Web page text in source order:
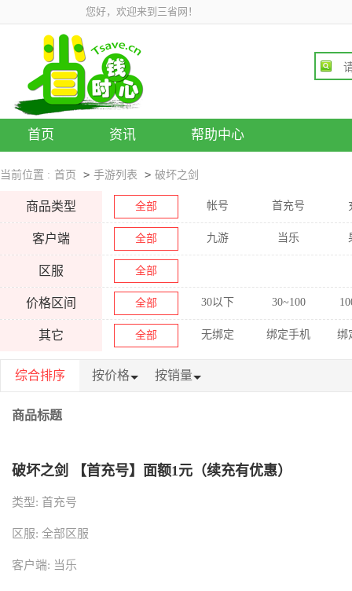
您好，欢迎来到三省网！
首页 资讯 帮助中心
当前位置 : 首页 > 手游列表 > 破坏之剑
商品类型 全部 帐号 首充号
客户端 全部 九游 当乐
区服 全部
价格区间 全部 30以下 30~100
其它 全部 无绑定 绑定手机 绑
综合排序 按价格 按销量
商品标题
破坏之剑 【首充号】面额1元（续充有优惠）
类型: 首充号
区服: 全部区服
客户端: 当乐